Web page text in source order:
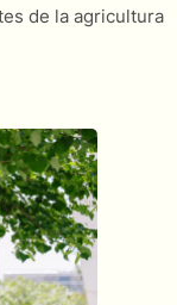
de la agricultura